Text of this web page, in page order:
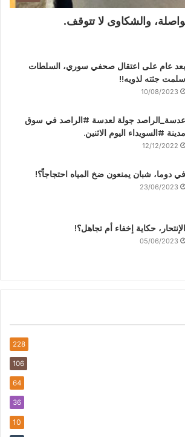
والشكاوى لا تتوقف.
بعد عام على اعتقال صحفي سوري، السلطات
سلمت جثته لذويه!!
10/08/2023
عدسة_الراصد جولة لعدسة #الراصد في سوق
مدينة #السويداء اليوم الاثنين.
12/12/2022
في دوما، شبان يمنعون ضخ المياه احتجاجاً؟!
23/06/2023
الإنتحار، حكاية إخفاء أم تجاهل؟!
05/06/2023
228
106
64
36
10